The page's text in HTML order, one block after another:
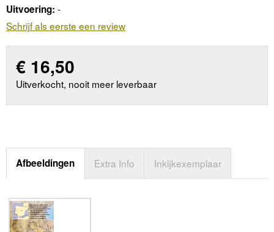
Uitvoering: -
Schrijf als eerste een review
€ 16,50
Uitverkocht, nooit meer leverbaar
Afbeeldingen Extra Info Inkijkexemplaar